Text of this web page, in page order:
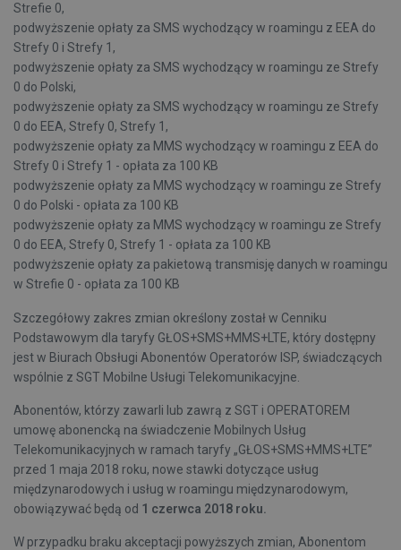
Strefie 0,
podwyższenie opłaty za SMS wychodzący w roamingu z EEA do
Strefy 0 i Strefy 1,
podwyższenie opłaty za SMS wychodzący w roamingu ze Strefy
0 do Polski,
podwyższenie opłaty za SMS wychodzący w roamingu ze Strefy
0 do EEA, Strefy 0, Strefy 1,
podwyższenie opłaty za MMS wychodzący w roamingu z EEA do
Strefy 0 i Strefy 1 - opłata za 100 KB
podwyższenie opłaty za MMS wychodzący w roamingu ze Strefy
0 do Polski - opłata za 100 KB
podwyższenie opłaty za MMS wychodzący w roamingu ze Strefy
0 do EEA, Strefy 0, Strefy 1 - opłata za 100 KB
podwyższenie opłaty za pakietową transmisję danych w roamingu
w Strefie 0 - opłata za 100 KB
Szczegółowy zakres zmian określony został w Cenniku
Podstawowym dla taryfy GŁOS+SMS+MMS+LTE, który dostępny
jest w Biurach Obsługi Abonentów Operatorów ISP, świadczących
wspólnie z SGT Mobilne Usługi Telekomunikacyjne.
Abonentów, którzy zawarli lub zawrą z SGT i OPERATOREM
umowę abonencką na świadczenie Mobilnych Usług
Telekomunikacyjnych w ramach taryfy „GŁOS+SMS+MMS+LTE”
przed 1 maja 2018 roku, nowe stawki dotyczące usług
międzynarodowych i usług w roamingu międzynarodowym,
obowiązywać będą od 1 czerwca 2018 roku.
W przypadku braku akceptacji powyższych zmian, Abonentom